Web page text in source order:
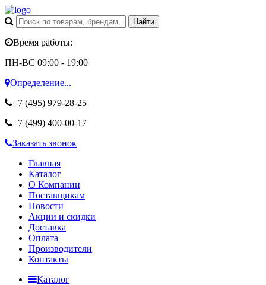
Время работы:
ПН-ВС 09:00 - 19:00
Определение...
+7 (495) 979-28-25
+7 (499) 400-00-17
Заказать звонок
Главная
Каталог
О Компании
Поставщикам
Новости
Акции и скидки
Доставка
Оплата
Производители
Контакты
Каталог